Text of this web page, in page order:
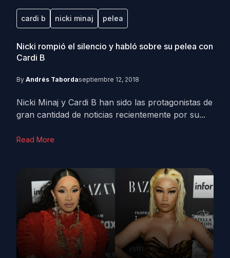
cardi b nicki minaj pelea
Nicki rompió el silencio y habló sobre su pelea con
Cardi B
By Andrés Tabordaseptiembre 12, 2018
Nicki Minaj y Cardi B han sido las protagonistas de
gran cantidad de noticias recientemente por su...
Read More